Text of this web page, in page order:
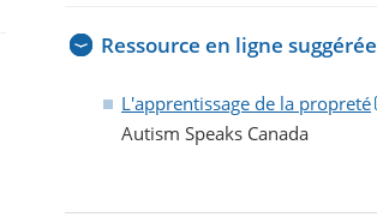
Ressource en ligne suggérée
L'apprentissage de la propreté
Autism Speaks Canada